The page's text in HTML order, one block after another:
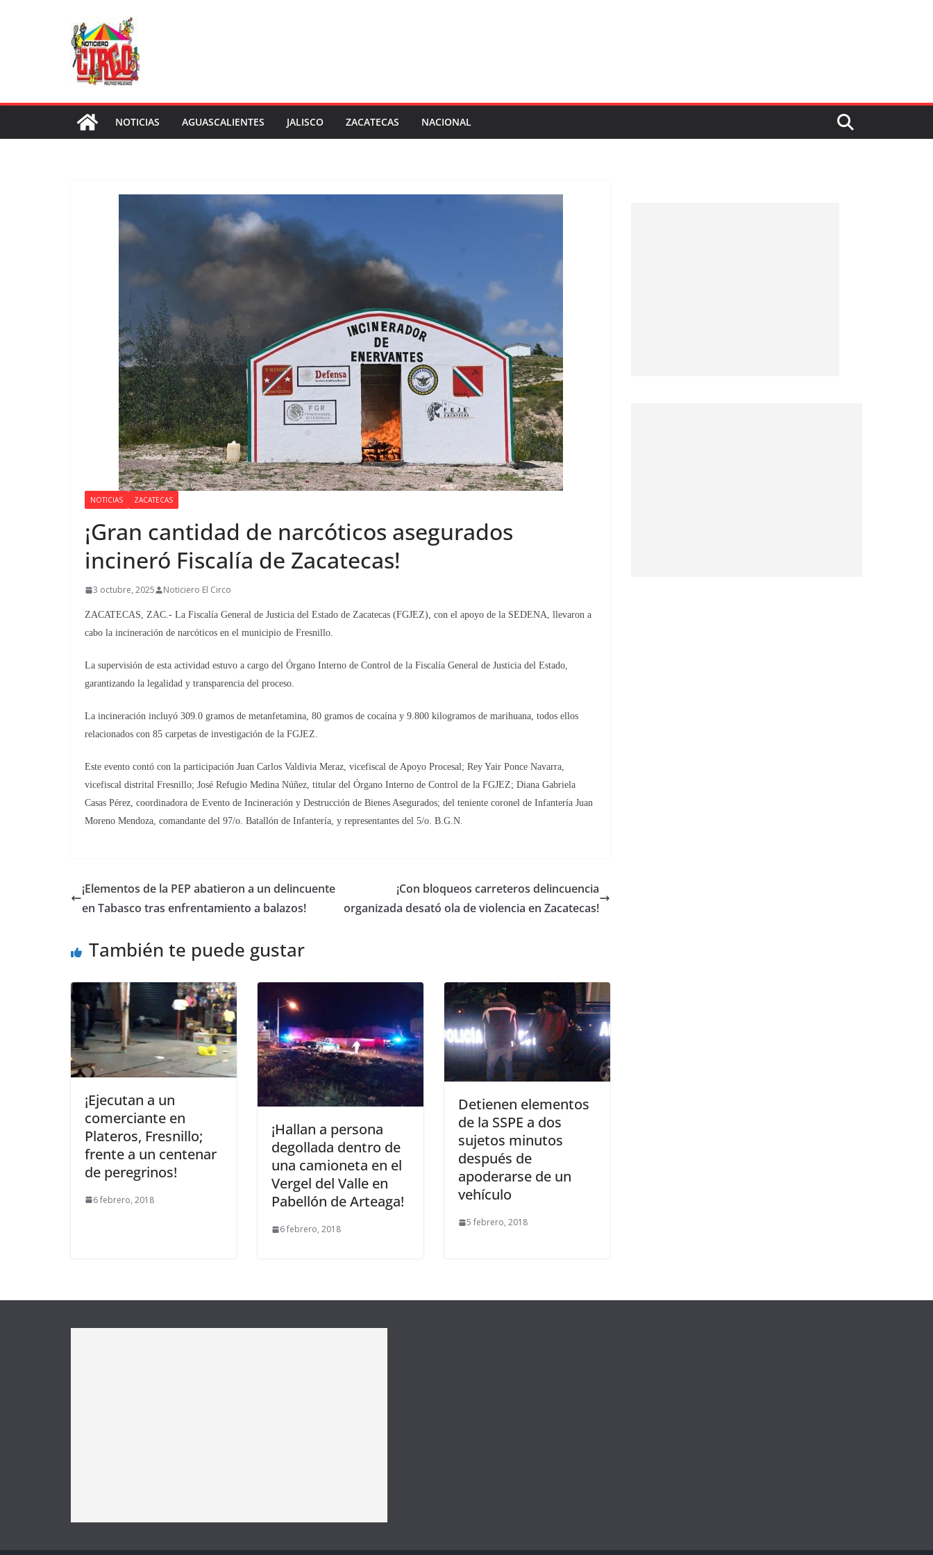
NOTICIAS AGUASCALIENTES JALISCO ZACATECAS NACIONAL
NOTICIAS ZACATECAS
¡Gran cantidad de narcóticos asegurados
incineró Fiscalía de Zacatecas!
3 octubre, 2025 Noticiero El Circo
ZACATECAS, ZAC.- La Fiscalía General de Justicia del Estado de Zacatecas (FGJEZ), con el apoyo de la SEDENA, llevaron a
cabo la incineración de narcóticos en el municipio de Fresnillo.
La supervisión de esta actividad estuvo a cargo del Órgano Interno de Control de la Fiscalía General de Justicia del Estado,
garantizando la legalidad y transparencia del proceso.
La incineración incluyó 309.0 gramos de metanfetamina, 80 gramos de cocaína y 9.800 kilogramos de marihuana, todos ellos
relacionados con 85 carpetas de investigación de la FGJEZ.
Este evento contó con la participación Juan Carlos Valdivia Meraz, vicefiscal de Apoyo Procesal; Rey Yair Ponce Navarra,
vicefiscal distrital Fresnillo; José Refugio Medina Núñez, titular del Órgano Interno de Control de la FGJEZ; Diana Gabriela
Casas Pérez, coordinadora de Evento de Incineración y Destrucción de Bienes Asegurados; del teniente coronel de Infantería Juan
Moreno Mendoza, comandante del 97/o. Batallón de Infantería, y representantes del 5/o. B.G.N.
¡Elementos de la PEP abatieron a un delincuente
en Tabasco tras enfrentamiento a balazos!
¡Con bloqueos carreteros delincuencia
organizada desató ola de violencia en Zacatecas!
También te puede gustar
¡Ejecutan a un
comerciante en
Plateros, Fresnillo;
frente a un centenar
de peregrinos!
6 febrero, 2018
¡Hallan a persona
degollada dentro de
una camioneta en el
Vergel del Valle en
Pabellón de Arteaga!
6 febrero, 2018
Detienen elementos
de la SSPE a dos
sujetos minutos
después de
apoderarse de un
vehículo
5 febrero, 2018